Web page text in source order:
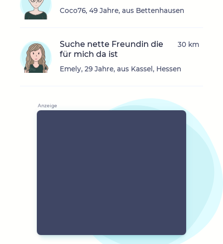
Coco76, 49 Jahre, aus Bettenhausen
Suche nette Freundin die
für mich da ist
Emely, 29 Jahre, aus Kassel, Hessen
30 km